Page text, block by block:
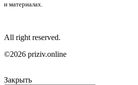
и материалах.
All right reserved.
©2026 priziv.online
Закрыть